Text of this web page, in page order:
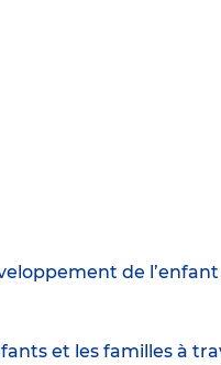
de
et les familles à